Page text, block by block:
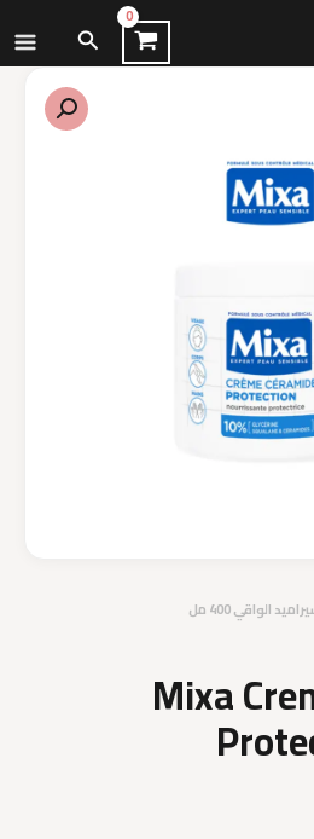
البحث
الواقي 400 مل
Mixa